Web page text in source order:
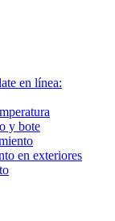
en línea:
y bote
en exteriores